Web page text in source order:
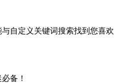
自定义关键词搜索找到您喜欢
备！